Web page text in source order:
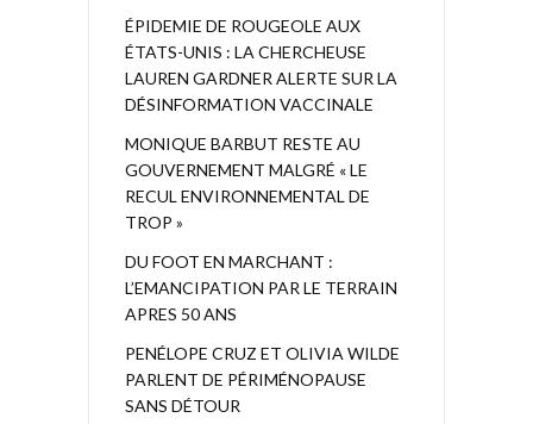
ÉPIDEMIE DE ROUGEOLE AUX
ÉTATS-UNIS : LA CHERCHEUSE
LAUREN GARDNER ALERTE SUR LA
DÉSINFORMATION VACCINALE
MONIQUE BARBUT RESTE AU
GOUVERNEMENT MALGRÉ « LE
RECUL ENVIRONNEMENTAL DE
TROP »
DU FOOT EN MARCHANT :
L’EMANCIPATION PAR LE TERRAIN
APRES 50 ANS
PENÉLOPE CRUZ ET OLIVIA WILDE
PARLENT DE PÉRIMÉNOPAUSE
SANS DÉTOUR